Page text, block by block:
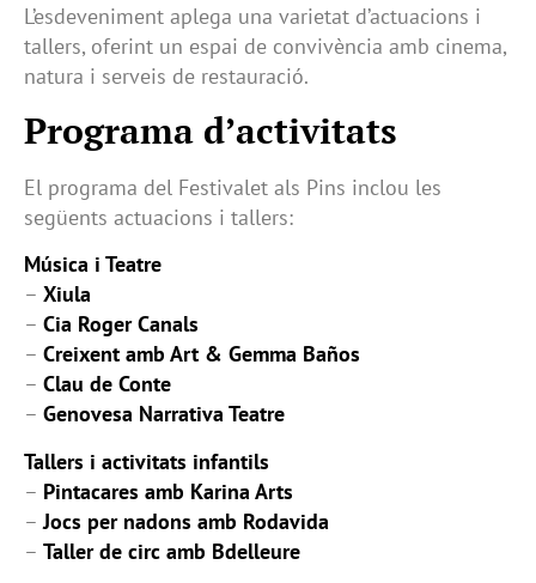
L’esdeveniment aplega una varietat d’actuacions i
tallers, oferint un espai de convivència amb cinema,
natura i serveis de restauració.
Programa d’activitats
El programa del Festivalet als Pins inclou les
següents actuacions i tallers:
Música i Teatre
– Xiula
– Cia Roger Canals
– Creixent amb Art & Gemma Baños
– Clau de Conte
– Genovesa Narrativa Teatre
Tallers i activitats infantils
– Pintacares amb Karina Arts
–Jocs per nadons amb Rodavida
– Taller de circ amb Bdelleure